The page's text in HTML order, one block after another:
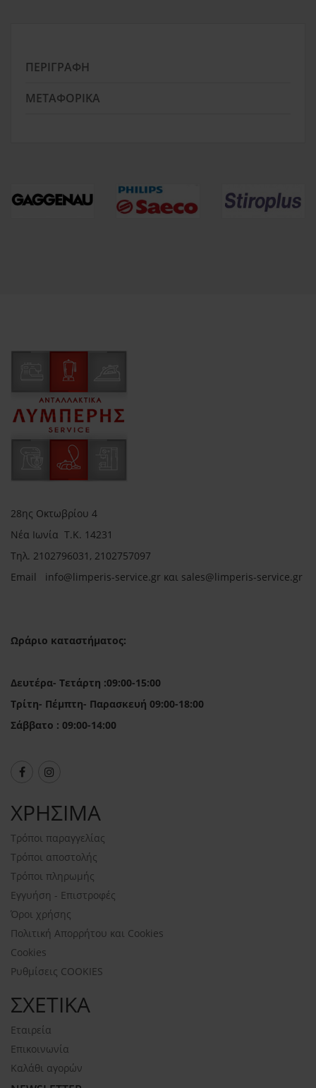
ΠΕΡΙΓΡΑΦΉ
ΜΕΤΑΦΟΡΙΚΆ
28ης Οκτωβρίου 4
Νέα Ιωνία Τ.Κ. 14231
Τηλ. 2102796031, 2102757097
Email info@limperis-service.gr και sales@limperis-service.gr
Ωράριο καταστήματος:
Δευτέρα- Τετάρτη :09:00-15:00
Τρίτη- Πέμπτη- Παρασκευή 09:00-18:00
Σάββατο : 09:00-14:00
ΧΡΗΣΙΜΑ
Τρόποι παραγγελίας
Τρόποι αποστολής
Τρόποι πληρωμής
Εγγυήση - Επιστροφές
Όροι χρήσης
Πολιτική Απορρήτου και Cookies
Cookies
Ρυθμίσεις COOKIES
ΣΧΕΤΙΚΑ
Εταιρεία
Επικοινωνία
Καλάθι αγορών